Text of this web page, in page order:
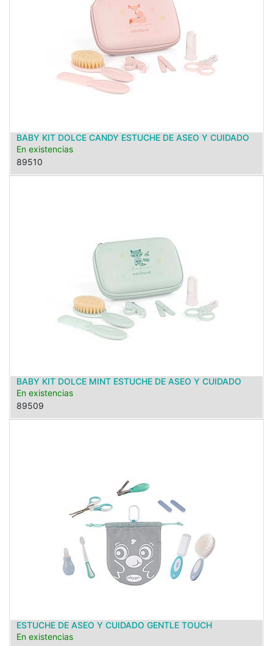
BABY KIT DOLCE CANDY ESTUCHE DE ASEO Y CUIDADO
En existencias
89510
BABY KIT DOLCE MINT ESTUCHE DE ASEO Y CUIDADO
En existencias
89509
ESTUCHE DE ASEO Y CUIDADO GENTLE TOUCH
En existencias